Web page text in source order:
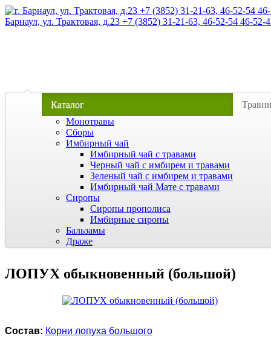
Барнаул, ул. Трактовая, д.23 +7 (3852) 31-21-63, 46-52-54 46-52-
Каталог
Монотравы
Сборы
Имбирный чай
Имбирный чай с травами
Черный чай с имбирем и травами
Зеленый чай с имбирем и травами
Имбирный чай Мате с травами
Сиропы
Сиропы прополиса
Имбирные сиропы
Бальзамы
Драже
ЛОПУХ обыкновенный (большой)
Состав: Корни лопуха большого